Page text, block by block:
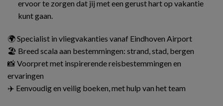
ervoor te zorgen dat jij met een gerust hart op vakantie
kunt gaan.
🌍 Specialist in vliegvakanties vanaf Eindhoven Airport
🏖️ Breed scala aan bestemmingen: strand, stad, bergen
📸 Voorpret met inspirerende reisbestemmingen en
ervaringen
✈️ Eenvoudig en veilig boeken, met hulp van het team